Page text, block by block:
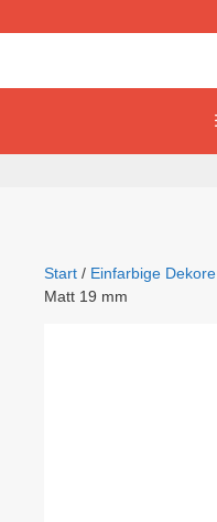
Inhalt
Start / Einfarbige Dekore
Matt 19 mm